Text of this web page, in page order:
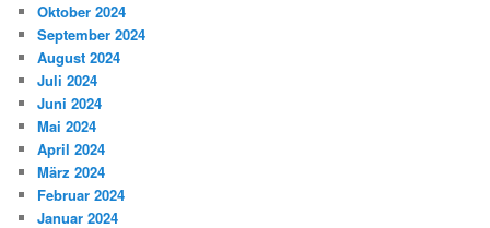
Oktober 2024
September 2024
August 2024
Juli 2024
Juni 2024
Mai 2024
April 2024
März 2024
Februar 2024
Januar 2024